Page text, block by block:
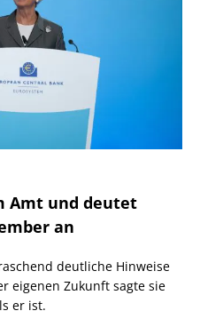
Amt und deutet
an
deutliche Hinweise
eigenen Zukunft sagte sie
er ist.